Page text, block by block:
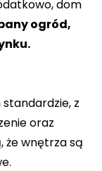
dom
ogród,
z
oraz
że wnętrza są